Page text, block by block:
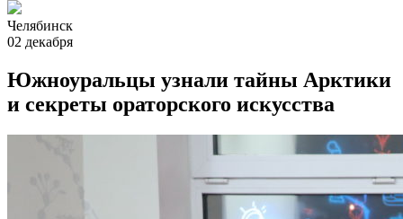
Челябинск
02 декабря
Южноуральцы узнали тайны Арктики
и секреты ораторского искусства